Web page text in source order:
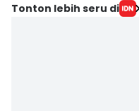
Tonton lebih seru di